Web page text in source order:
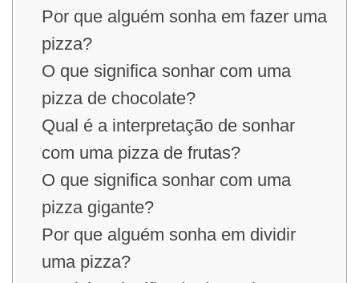
Por que alguém sonha em fazer uma
pizza?
O que significa sonhar com uma
pizza de chocolate?
Qual é a interpretação de sonhar
com uma pizza de frutas?
O que significa sonhar com uma
pizza gigante?
Por que alguém sonha em dividir
uma pizza?